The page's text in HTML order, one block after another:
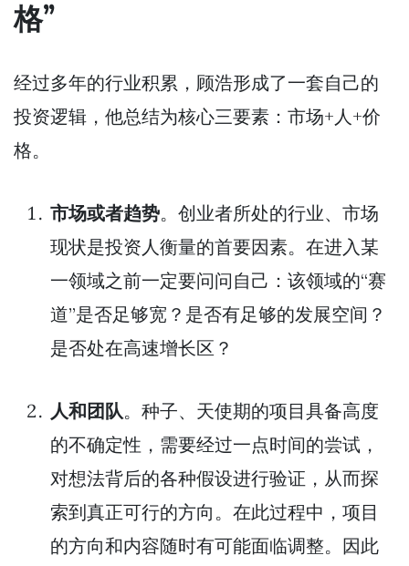
格”
经过多年的行业积累，顾浩形成了一套自己的
投资逻辑，他总结为核心三要素：市场+人+价
格。
市场或者趋势。创业者所处的行业、市场
现状是投资人衡量的首要因素。在进入某
一领域之前一定要问问自己：该领域的“赛
道”是否足够宽？是否有足够的发展空间？
是否处在高速增长区？
人和团队。种子、天使期的项目具备高度
的不确定性，需要经过一点时间的尝试，
对想法背后的各种假设进行验证，从而探
索到真正可行的方向。在此过程中，项目
的方向和内容随时有可能面临调整。因此